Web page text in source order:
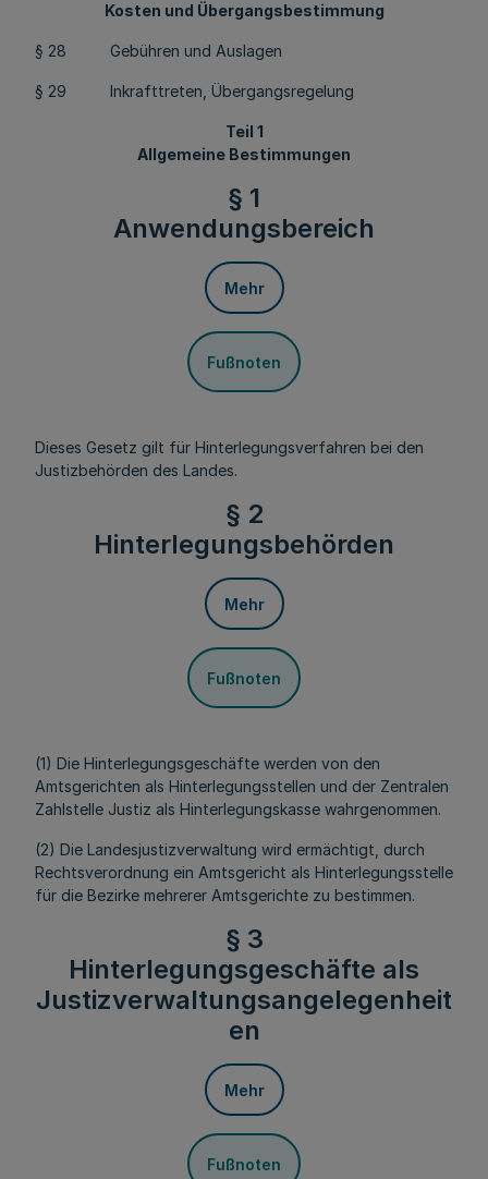
Kosten und Übergangsbestimmung
§ 28 Gebühren und Auslagen
§ 29 Inkrafttreten, Übergangsregelung
Teil 1
Allgemeine Bestimmungen
§ 1
Anwendungsbereich
Mehr
Fußnoten
Dieses Gesetz gilt für Hinterlegungsverfahren bei den
Justizbehörden des Landes.
§ 2
Hinterlegungsbehörden
Mehr
Fußnoten
(1) Die Hinterlegungsgeschäfte werden von den
Amtsgerichten als Hinterlegungsstellen und der Zentralen
Zahlstelle Justiz als Hinterlegungskasse wahrgenommen.
(2) Die Landesjustizverwaltung wird ermächtigt, durch
Rechtsverordnung ein Amtsgericht als Hinterlegungsstelle
für die Bezirke mehrerer Amtsgerichte zu bestimmen.
§ 3
Hinterlegungsgeschäfte als
Justizverwaltungsangelegenheit
en
Mehr
Fußnoten